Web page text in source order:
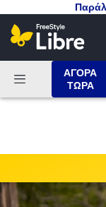
ΑΓΟΡΑ
ΤΩΡΑ